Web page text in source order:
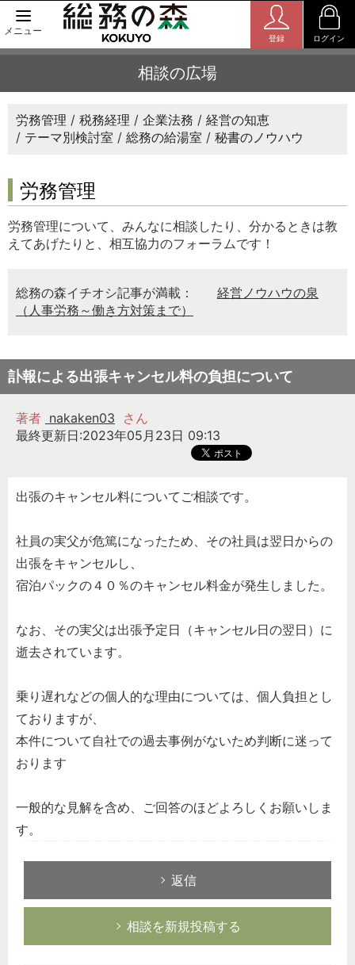
メニュー
登録 ログイン
相談の広場
労務管理 税務経理 企業法務
経営の知恵
テーマ別検討室
総務の給湯室 秘書のノウハウ
労務管理
労務管理について、みんなに相談したり、分かるときは教
えてあげたりと、相互協力のフォーラムです！
総務の森イチオシ記事が満載：
経営ノウハウの泉
（人事労務～働き方対策まで）
訃報による出張キャンセル料の負担について
著者 nakaken03
さん
最終更新日:2023年05月23日 09:13
出張のキャンセル料についてご相談です。
社員の実父が危篤になったため、その社員は翌日からの
出張をキャンセルし、
宿泊パックの４０％のキャンセル料金が発生しました。
なお、その実父は出張予定日（キャンセル日の翌日）に
逝去されています。
乗り遅れなどの個人的な理由については、個人負担とし
ておりますが、
本件について自社での過去事例がないため判断に迷って
おります
一般的な見解を含め、ご回答のほどよろしくお願いしま
す。
返信
相談を新規投稿する